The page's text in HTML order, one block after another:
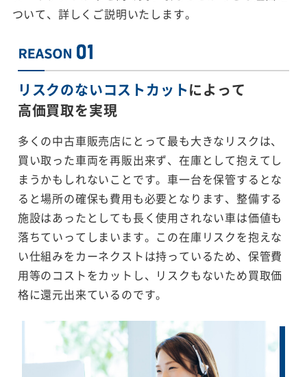
ついて、詳しくご説明いたします。
リスクのないコストカットによって
高価買取を実現
多くの中古車販売店にとって最も大きなリスクは、
買い取った車両を再販出来ず、在庫として抱えてし
まうかもしれないことです。車一台を保管するとな
ると場所の確保も費用も必要となります、整備する
施設はあったとしても長く使用されない車は価値も
落ちていってしまいます。この在庫リスクを抱えな
い仕組みをカーネクストは持っているため、保管費
用等のコストをカットし、リスクもないため買取価
格に還元出来ているのです。